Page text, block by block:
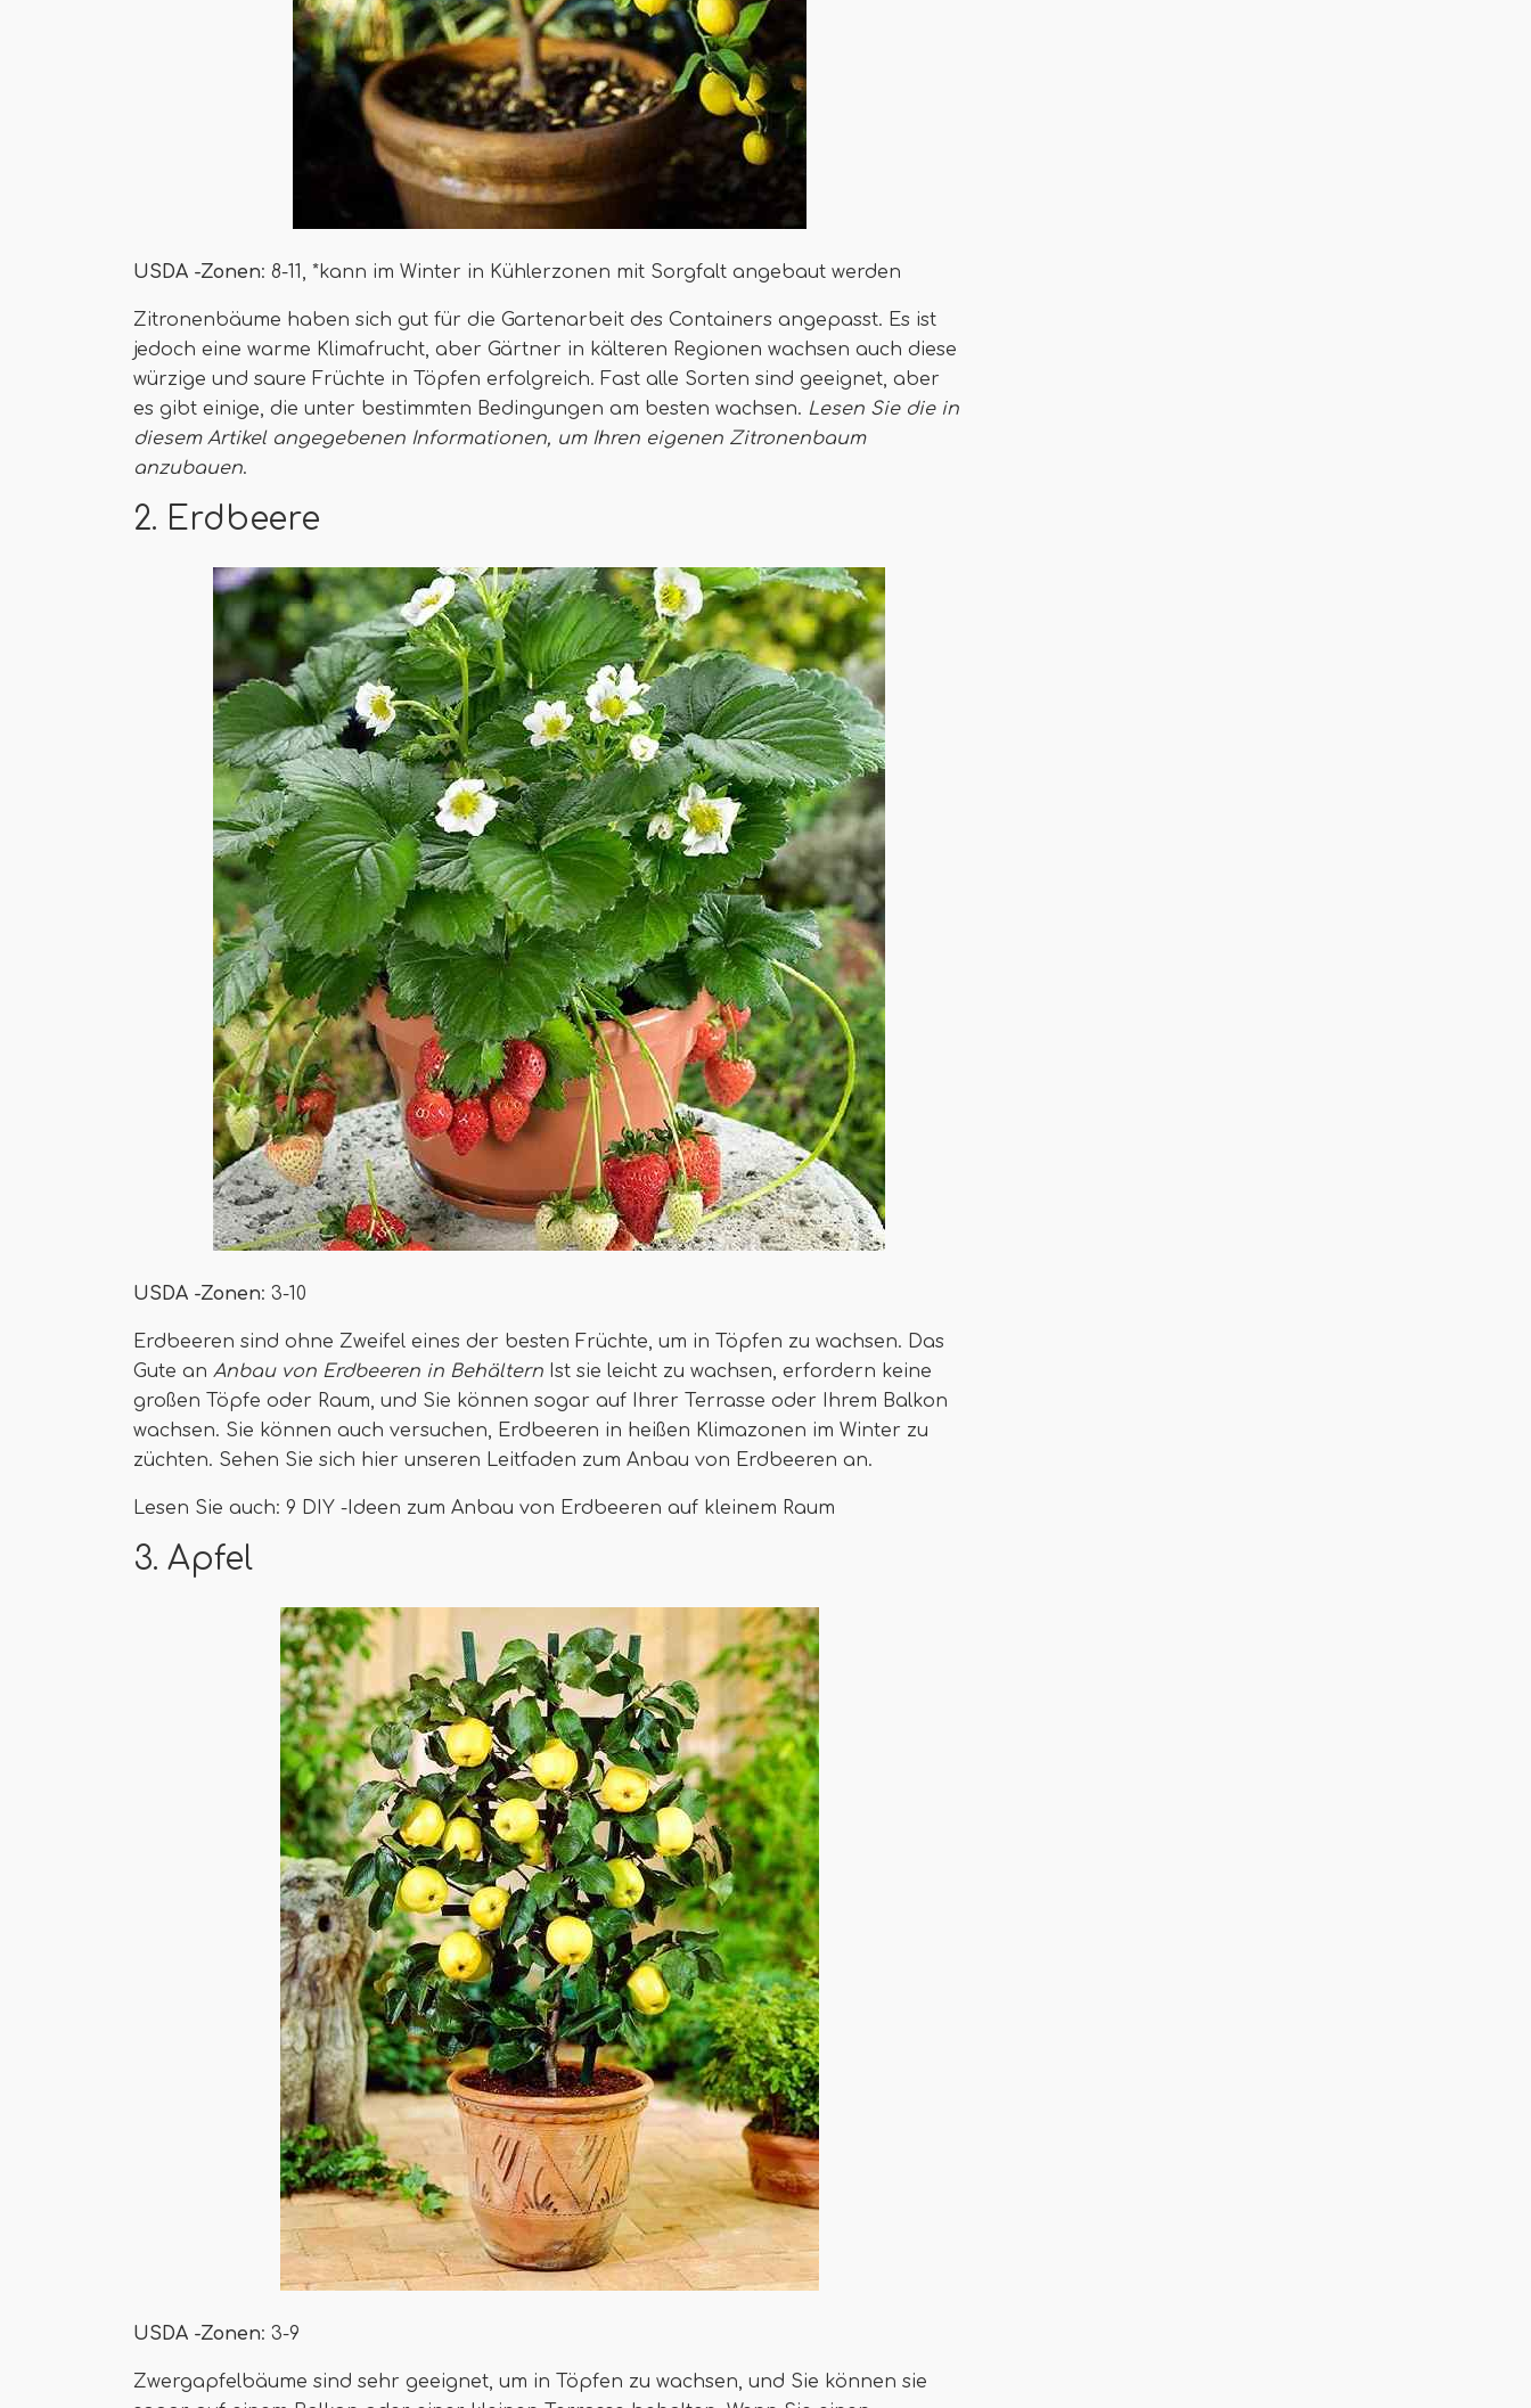
USDA -Zonen: 8-11, *kann im Winter in Kühlerzonen mit Sorgfalt angebaut werden
Zitronenbäume haben sich gut für die Gartenarbeit des Containers angepasst. Es ist
jedoch eine warme Klimafrucht, aber Gärtner in kälteren Regionen wachsen auch diese
würzige und saure Früchte in Töpfen erfolgreich. Fast alle Sorten sind geeignet, aber
es gibt einige, die unter bestimmten Bedingungen am besten wachsen. Lesen Sie die in
diesem Artikel angegebenen Informationen, um Ihren eigenen Zitronenbaum
anzubauen.
2. Erdbeere
USDA -Zonen: 3-10
Erdbeeren sind ohne Zweifel eines der besten Früchte, um in Töpfen zu wachsen. Das
Gute an Anbau von Erdbeeren in Behältern Ist sie leicht zu wachsen, erfordern keine
großen Töpfe oder Raum, und Sie können sogar auf Ihrer Terrasse oder Ihrem Balkon
wachsen. Sie können auch versuchen, Erdbeeren in heißen Klimazonen im Winter zu
züchten. Sehen Sie sich hier unseren Leitfaden zum Anbau von Erdbeeren an.
Lesen Sie auch: 9 DIY -Ideen zum Anbau von Erdbeeren auf kleinem Raum
3. Apfel
USDA -Zonen: 3-9
Zwergapfelbäume sind sehr geeignet, um in Töpfen zu wachsen, und Sie können sie